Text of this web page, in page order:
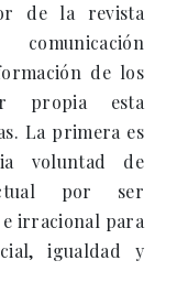
de la revista
de los
propia esta
La primera es
voluntad de
por ser
irracional para
igualdad y